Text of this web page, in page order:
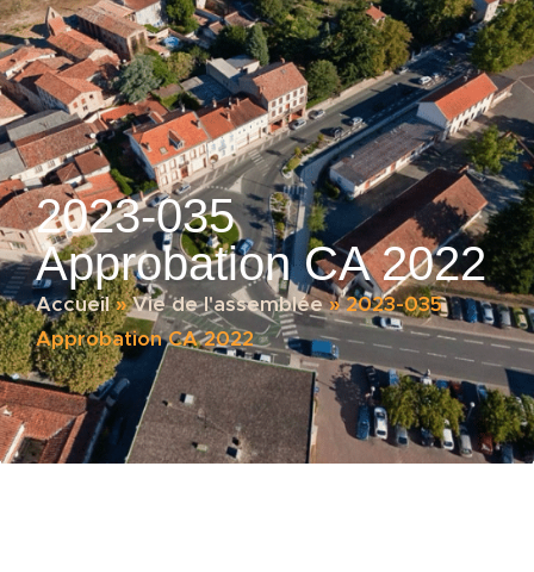
2023-035
Approbation CA 2022
Accueil»Vie de l'assemblée»2023-035
Approbation CA 2022